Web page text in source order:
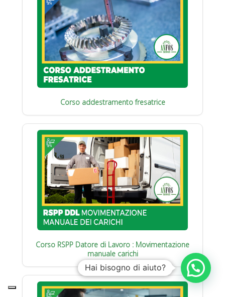
Corso addestramento fresatrice
Corso RSPP Datore di Lavoro : Movimentazione
manuale carichi
Hai bisogno di aiuto?